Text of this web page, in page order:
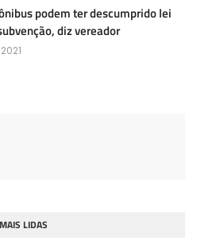
podem ter descumprido lei
diz vereador
MAIS LIDAS